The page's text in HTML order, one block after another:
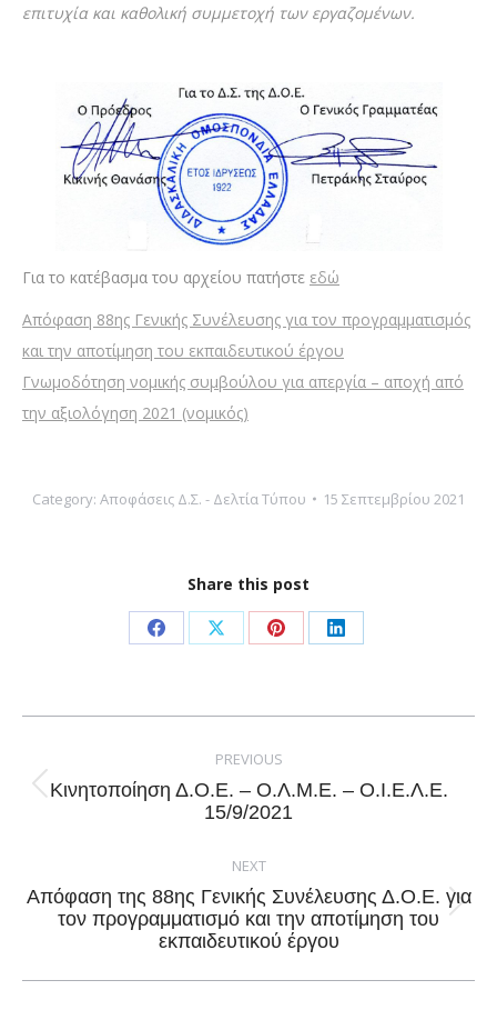
επιτυχία και καθολική συμμετοχή των εργαζομένων.
Για το κατέβασμα του αρχείου πατήστε εδώ
Απόφαση 88ης Γενικής Συνέλευσης για τον προγραμματισμός
και την αποτίμηση του εκπαιδευτικού έργου
Γνωμοδότηση νομικής συμβούλου για απεργία – αποχή από
την αξιολόγηση 2021 (νομικός)
Category: Αποφάσεις Δ.Σ. - Δελτία Τύπου 15 Σεπτεμβρίου 2021
Share this post
Share
Facebook
Share
X
Share
Pinterest
Share
LinkedIn
navigation
PREVIOUS
Previous
Κινητοποίηση Δ.Ο.Ε. – Ο.Λ.Μ.Ε. – Ο.Ι.Ε.Λ.Ε.
15/9/2021
NEXT
Next
post:
Απόφαση της 88ης Γενικής Συνέλευσης Δ.Ο.Ε. για
τον προγραμματισμό και την αποτίμηση του
εκπαιδευτικού έργου